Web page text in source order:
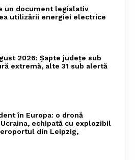
un document legislativ
utilizării energiei electrice
2026: Șapte județe sub
extremă, alte 31 sub alertă
în Europa: o dronă
echipată cu explozibil
din Leipzig,